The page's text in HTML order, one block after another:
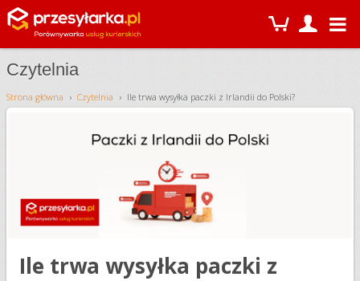
Czytelnia
Strona główna Czytelnia Ile trwa wysyłka paczki z Irlandii do Polski?
Ile trwa wysyłka paczki z